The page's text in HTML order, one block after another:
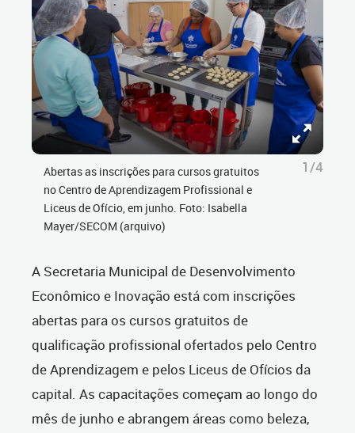
Abertas as inscrições para cursos gratuitos
no Centro de Aprendizagem Profissional e
Liceus de Ofício, em junho. Foto: Isabella
Mayer/SECOM (arquivo)
1/4
A Secretaria Municipal de Desenvolvimento
Econômico e Inovação está com inscrições
abertas para os cursos gratuitos de
qualificação profissional ofertados pelo Centro
de Aprendizagem e pelos Liceus de Ofícios da
capital. As capacitações começam ao longo do
mês de junho e abrangem áreas como beleza,